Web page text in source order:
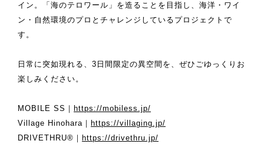
イン。「海のテロワール」を造ることを目指し、海洋・ワイ
ン・自然環境のプロとチャレンジしているプロジェクトで
す。
日常に突如現れる、3日間限定の異空間を、ぜひごゆっくりお
楽しみください。
MOBILE SS｜ https://mobiless.jp/
Village Hinohara｜ https://villaging.jp/
DRIVETHRU®｜ https://drivethru.jp/